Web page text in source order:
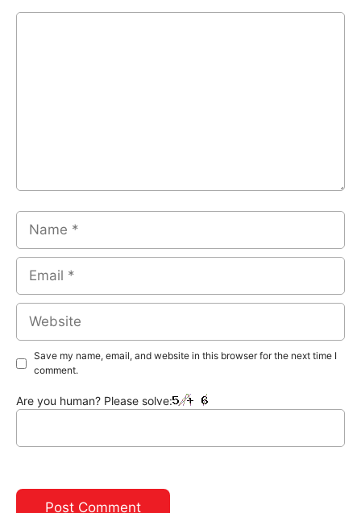
Comment
Name
Email
Website
Save my name, email, and website in this browser for the next time I
comment.
Are you human? Please solve: